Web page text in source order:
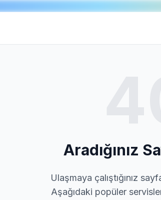
Aradığınız
Ulaşmaya çalıştığınız
Aşağıdaki popüler